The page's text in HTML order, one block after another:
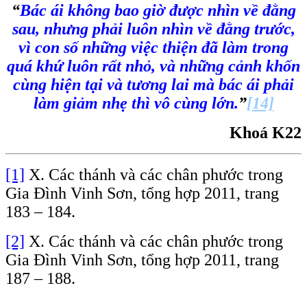
“Bác ái không bao giờ được nhìn về đằng
sau, nhưng phải luôn nhìn về đằng trước,
vì con số những việc thiện đã làm trong
quá khứ luôn rất nhỏ, và những cảnh khốn
cùng hiện tại và tương lai mà bác ái phải
làm giảm nhẹ thì vô cùng lớn.”[14]
Khoá K22
[1] X. Các thánh và các chân phước trong
Gia Đình Vinh Sơn, tổng hợp 2011, trang
183 – 184.
[2] X. Các thánh và các chân phước trong
Gia Đình Vinh Sơn, tổng hợp 2011, trang
187 – 188.